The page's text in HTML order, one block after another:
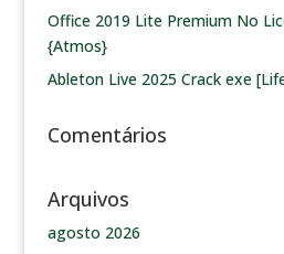
Office 2019 Lite Premium No
{Atmos}
Ableton Live 2025 Crack exe
Comentários
Arquivos
agosto 2026